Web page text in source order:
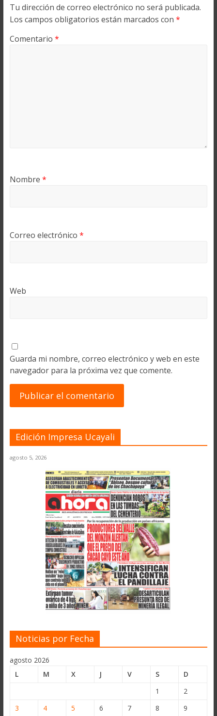
Tu dirección de correo electrónico no será publicada.
Los campos obligatorios están marcados con *
Comentario *
Nombre *
Correo electrónico *
Web
Guarda mi nombre, correo electrónico y web en este
navegador para la próxima vez que comente.
Edición Impresa Ucayali
agosto 5, 2026
Noticias por Fecha
agosto 2026
L
M X J V S
D
1
2
3
4 5 6 7 8
9